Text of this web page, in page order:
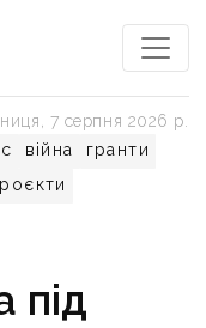
війна
гранти
7 серпня 2026 р.
під